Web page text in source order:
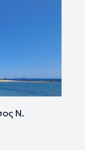
Ν.